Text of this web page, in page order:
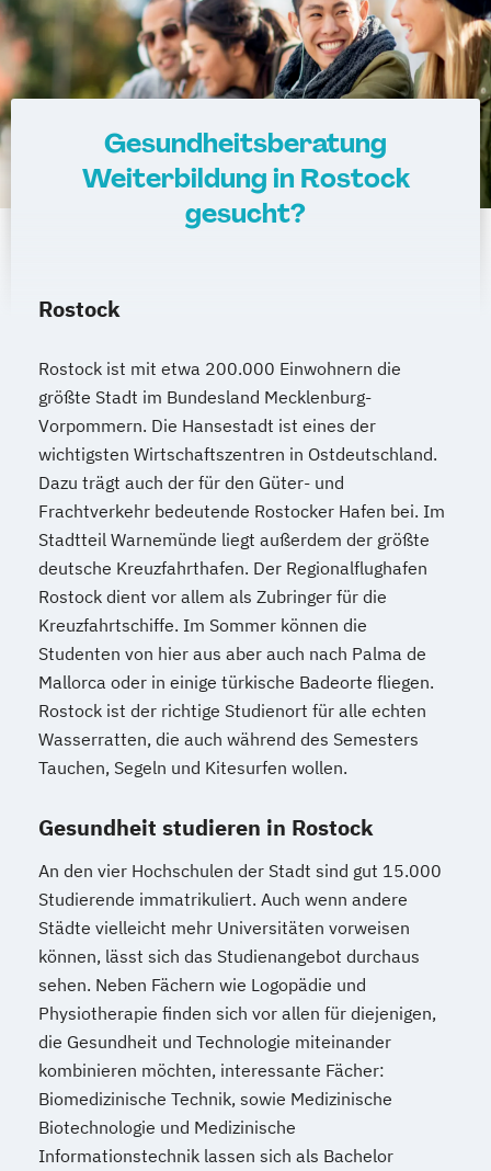
Ketogene Ernährung Kindersport Trainer
Krankheitsbilder im Gesundheitssport
Life Coach
Spiroergometrie im Gesundheitssport
Sportmentaltrainer Sporttherapeut
Stress- und Burnout-Coach
Wellness- und Spa-Management
Gesundheitsberatung
Weiterbildung in Rostock
gesucht?
Rostock
Rostock ist mit etwa 200.000 Einwohnern die
größte Stadt im Bundesland Mecklenburg-
Vorpommern. Die Hansestadt ist eines der
wichtigsten Wirtschaftszentren in Ostdeutschland.
Dazu trägt auch der für den Güter- und
Frachtverkehr bedeutende Rostocker Hafen bei. Im
Stadtteil Warnemünde liegt außerdem der größte
deutsche Kreuzfahrthafen. Der Regionalflughafen
Rostock dient vor allem als Zubringer für die
Kreuzfahrtschiffe. Im Sommer können die
Studenten von hier aus aber auch nach Palma de
Mallorca oder in einige türkische Badeorte fliegen.
Rostock ist der richtige Studienort für alle echten
Wasserratten, die auch während des Semesters
Tauchen, Segeln und Kitesurfen wollen.
Gesundheit studieren in Rostock
An den vier Hochschulen der Stadt sind gut 15.000
Studierende immatrikuliert. Auch wenn andere
Städte vielleicht mehr Universitäten vorweisen
können, lässt sich das Studienangebot durchaus
sehen. Neben Fächern wie Logopädie und
Physiotherapie finden sich vor allen für diejenigen,
die Gesundheit und Technologie miteinander
kombinieren möchten, interessante Fächer:
Biomedizinische Technik, sowie Medizinische
Biotechnologie und Medizinische
Informationstechnik lassen sich als Bachelor